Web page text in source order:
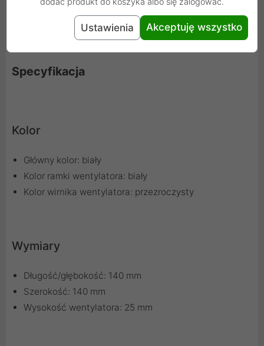
Specyfikacja
Kolor
Główny kolor: biały
Kolor ramki wentylatora: biały
Kolor wirnika wentylatora: przezroczysty
Wymiary
Długość/głębokość: 140 mm
Szerokość: 140 mm
Wysokość wentylatora: 25 mm
Ustawienia Akceptuję wszystko